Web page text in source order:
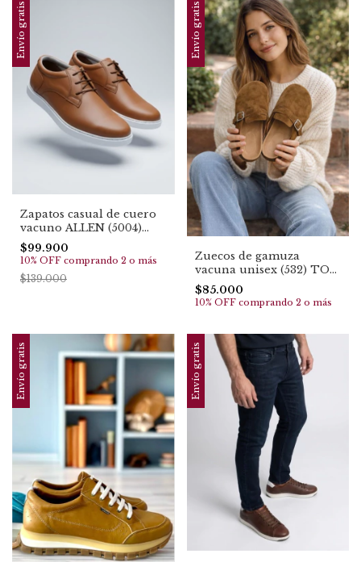
Envío gratis
Zapatos casual de cuero
vacuno ALLEN (5004)
TOP EN VENTAS
$99.900
10% OFF comprando 2 o más
$139.000
Envío gratis
Zuecos de gamuza
vacuna unisex (532) TOP
EN VENTAS. ideal uso
diario
$85.000
10% OFF comprando 2 o más
Envío gratis Envío gratis